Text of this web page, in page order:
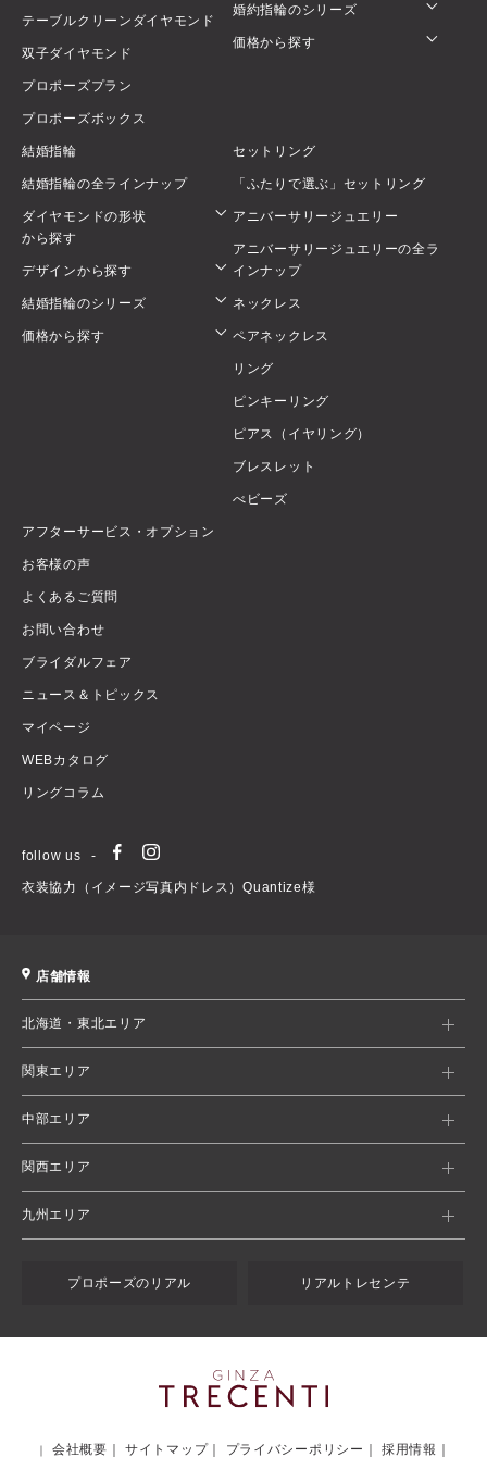
テーブルクリーンダイヤモンド
双子ダイヤモンド
プロポーズプラン
プロポーズボックス
婚約指輪のシリーズ
価格から探す
結婚指輪
結婚指輪の全ラインナップ
ダイヤモンドの形状
から探す
デザインから探す
結婚指輪のシリーズ
価格から探す
セットリング
「ふたりで選ぶ」セットリング
アニバーサリージュエリー
アニバーサリージュエリーの全ラ
インナップ
ネックレス
ペアネックレス
リング
ピンキーリング
ピアス（イヤリング）
ブレスレット
べビーズ
アフターサービス・オプション
お客様の声
よくあるご質問
お問い合わせ
ブライダルフェア
ニュース＆トピックス
マイページ
WEBカタログ
リングコラム
follow us
衣装協力（イメージ写真内ドレス）Quantize様
店舗情報
北海道・東北エリア
関東エリア
中部エリア
関西エリア
九州エリア
プロポーズのリアル リアルトレセンテ
会社概要 サイトマップ プライバシーポリシー 採用情報